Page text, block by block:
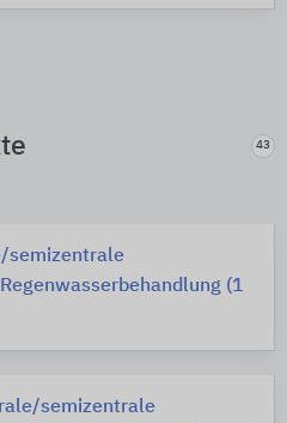
43
semizentrale
(1
semizentrale